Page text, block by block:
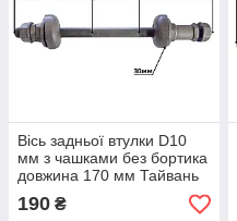
Вісь задньої втулки D10
мм з чашками без бортика
довжина 170 мм Тайвань
190 ₴